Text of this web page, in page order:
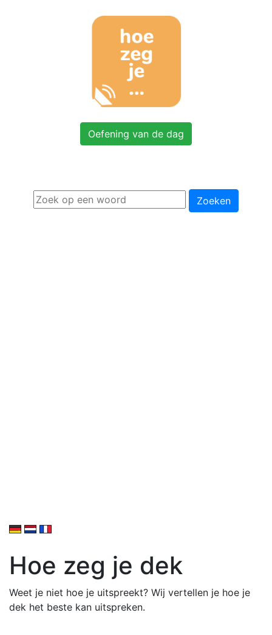
Oefening van de dag
Zoeken
Hoe zeg je dek
Weet je niet hoe je uitspreekt? Wij vertellen je hoe je
dek het beste kan uitspreken.